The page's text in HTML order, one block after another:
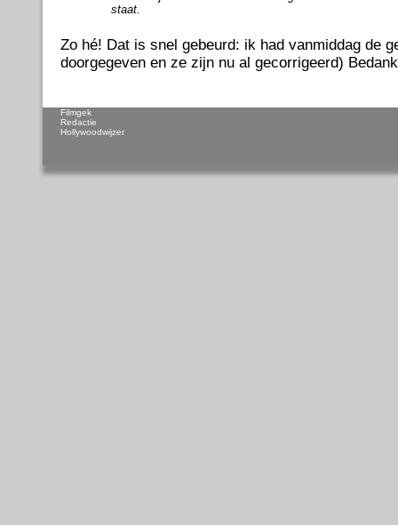
staat.
Zo hé! Dat is snel gebeurd: ik had vanmiddag de
doorgegeven en ze zijn nu al gecorrigeerd)
Filmgek
Redactie
Hollywoodwijzer